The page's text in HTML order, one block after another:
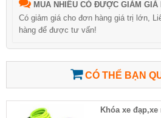
MUA NHIỀU CÓ ĐƯỢC GIẢM GIÁ
Có giảm giá cho đơn hàng giá trị lớn,
hàng để được tư vấn!
CÓ THỂ BẠN
Khóa xe